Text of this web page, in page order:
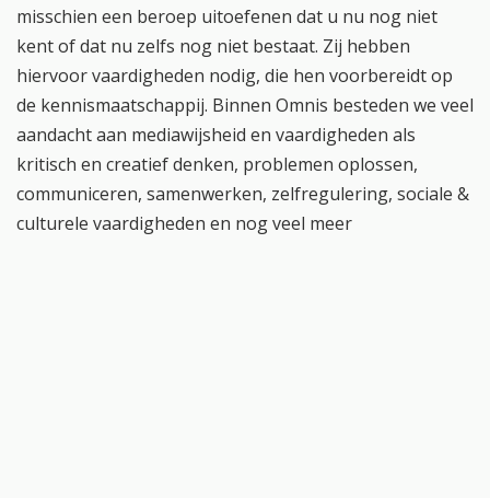
misschien een beroep uitoefenen dat u nu nog niet
kent of dat nu zelfs nog niet bestaat. Zij hebben
hiervoor vaardigheden nodig, die hen voorbereidt op
de kennismaatschappij. Binnen Omnis besteden we veel
aandacht aan mediawijsheid en vaardigheden als
kritisch en creatief denken, problemen oplossen,
communiceren, samenwerken, zelfregulering, sociale &
culturele vaardigheden en nog veel meer